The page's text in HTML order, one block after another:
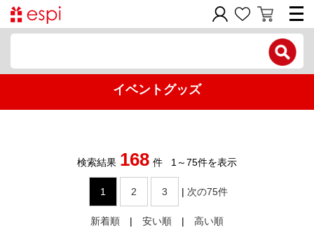
イベントグッズ
検索結果 168 件 1 ～75件を表示
1 2 3 | 次の75件
新着順 | 安い順 | 高い順
商品カテゴリ